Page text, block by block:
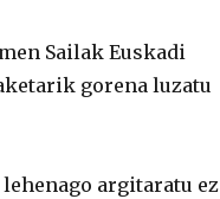
Sailak Euskadi
gorena luzatu
argitaratu ez